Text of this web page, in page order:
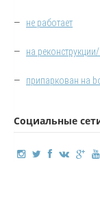
— не работает
— на
— припаркован на
Социальные